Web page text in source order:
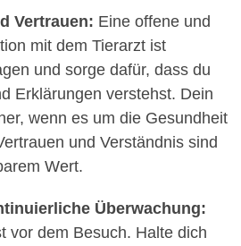
Vertrauen: Eine offene und
mit dem Tierarzt ist
und sorge dafür, dass du
Erklärungen verstehst. Dein
wenn es um die Gesundheit
und Verständnis sind
Wert.
Überwachung:
vor dem Besuch. Halte dich